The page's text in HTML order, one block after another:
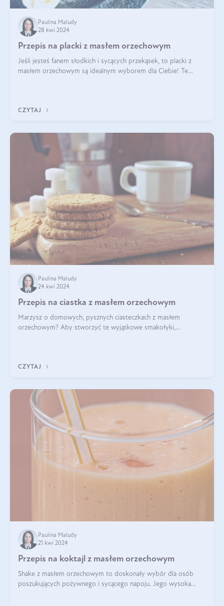
Paulina Maludy
28 kwi 2024
Przepis na placki z masłem orzechowym
Jeśli jesteś fanem słodkich i sycących przekąsek, to placki z
masłem orzechowym są idealnym wyborem dla Ciebie! Te
CZYTAJ
Paulina Maludy
24 kwi 2024
Przepis na ciastka z masłem orzechowym
Marzysz o domowych, pysznych ciasteczkach z masłem
orzechowym? Aby stworzyć te wyjątkowe smakołyki,
CZYTAJ
Paulina Maludy
21 kwi 2024
Przepis na koktajl z masłem orzechowym
Shake z masłem orzechowym to doskonały wybór dla osób
poszukujących pożywnego i sycącego napoju. Jego wysoka